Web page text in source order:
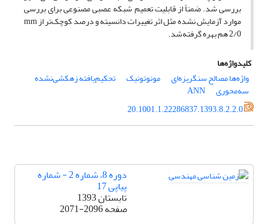
بررسی شد. ضمناً از قابلیت تعمیم شبکه عصبی مصنوعی برای بررسی
موارد آزمایش نشده مثل اثر تغییرات دانسیته و درصد کوچک‌تر از mm
2/0 هم بهره گرفته‌شد.
کلیدواژه‌ها
واژه‌ها مصالح سنگریزه‌ای
مونوتونیک تحکیم‌یافته زهکشی‌نشده
سه‌محوری
ANN
20.1001.1.22286837.1393.8.2.2.0
دوره 8، شماره 2 - شماره
پیاپی 17
تابستان 1393
صفحه2071-2096